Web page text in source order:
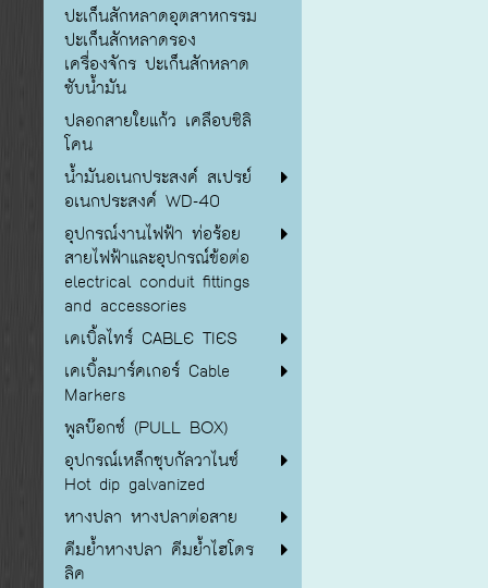
ปะเก็นสักหลาดอุตสาหกรรม
ปะเก็นสักหลาดรอง
เครื่องจักร ปะเก็นสักหลาด
ซับน้ำมัน
ปลอกสายใยแก้ว เคลือบซิลิ
โคน
น้ำมันอเนกประสงค์ สเปรย์
อเนกประสงค์ WD-40
อุปกรณ์งานไฟฟ้า ท่อร้อย
สายไฟฟ้าและอุปกรณ์ข้อต่อ
electrical conduit fittings
and accessories
เคเบิ้ลไทร์ CABLE TIES
เคเบิ้ลมาร์คเกอร์ Cable
Markers
พูลบ๊อกซ์ (PULL BOX)
อุปกรณ์เหล็กชุบกัลวาไนซ์
Hot dip galvanized
หางปลา หางปลาต่อสาย
คีมย้ำหางปลา คีมย้ำไฮโดร
ลิค